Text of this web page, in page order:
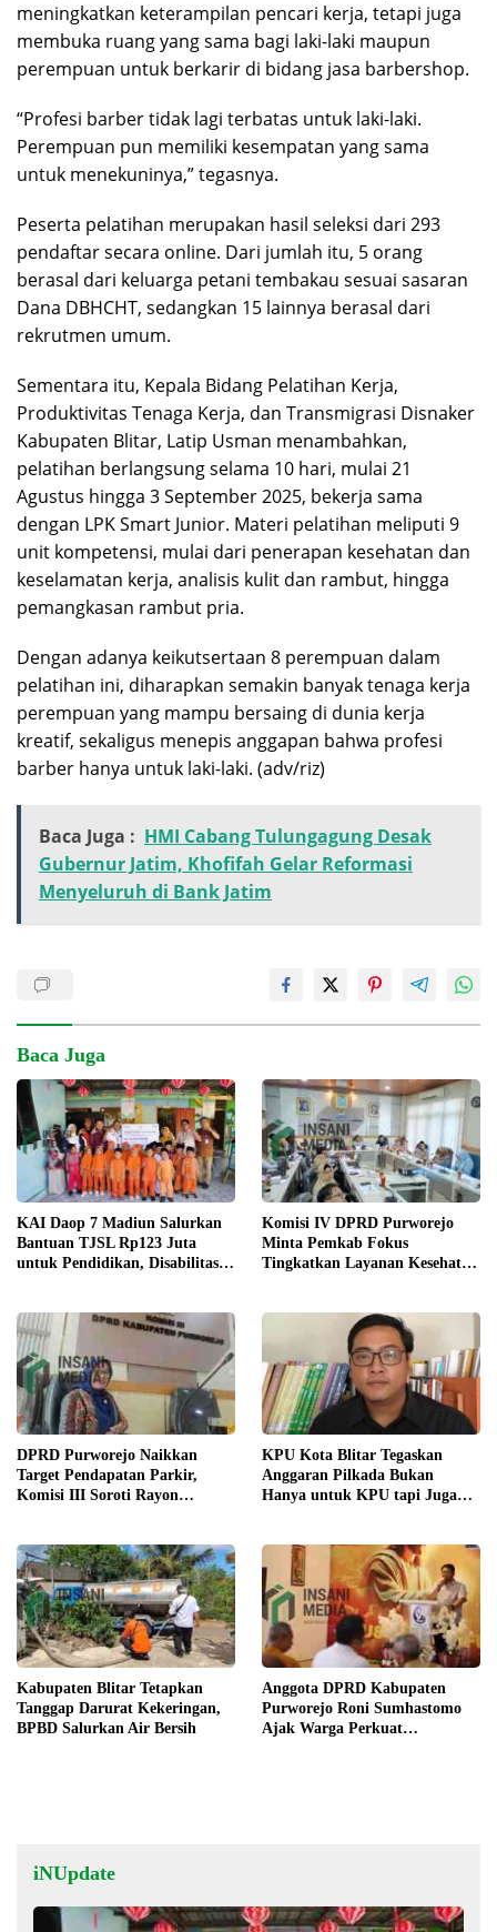
meningkatkan keterampilan pencari kerja, tetapi juga
membuka ruang yang sama bagi laki-laki maupun
perempuan untuk berkarir di bidang jasa barbershop.
“Profesi barber tidak lagi terbatas untuk laki-laki.
Perempuan pun memiliki kesempatan yang sama
untuk menekuninya,” tegasnya.
Peserta pelatihan merupakan hasil seleksi dari 293
pendaftar secara online. Dari jumlah itu, 5 orang
berasal dari keluarga petani tembakau sesuai sasaran
Dana DBHCHT, sedangkan 15 lainnya berasal dari
rekrutmen umum.
Sementara itu, Kepala Bidang Pelatihan Kerja,
Produktivitas Tenaga Kerja, dan Transmigrasi Disnaker
Kabupaten Blitar, Latip Usman menambahkan,
pelatihan berlangsung selama 10 hari, mulai 21
Agustus hingga 3 September 2025, bekerja sama
dengan LPK Smart Junior. Materi pelatihan meliputi 9
unit kompetensi, mulai dari penerapan kesehatan dan
keselamatan kerja, analisis kulit dan rambut, hingga
pemangkasan rambut pria.
Dengan adanya keikutsertaan 8 perempuan dalam
pelatihan ini, diharapkan semakin banyak tenaga kerja
perempuan yang mampu bersaing di dunia kerja
kreatif, sekaligus menepis anggapan bahwa profesi
barber hanya untuk laki-laki. (adv/riz)
Baca Juga : HMI Cabang Tulungagung Desak
Gubernur Jatim, Khofifah Gelar Reformasi
Menyeluruh di Bank Jatim
Baca Juga
KAI Daop 7 Madiun Salurkan
Bantuan TJSL Rp123 Juta
untuk Pendidikan, Disabilitas,
Komisi IV DPRD Purworejo
Minta Pemkab Fokus
Tingkatkan Layanan Kesehatan
DPRD Purworejo Naikkan
Target Pendapatan Parkir,
Komisi III Soroti Rayon
KPU Kota Blitar Tegaskan
Anggaran Pilkada Bukan
Hanya untuk KPU tapi Juga
Kabupaten Blitar Tetapkan
Tanggap Darurat Kekeringan,
BPBD Salurkan Air Bersih
Anggota DPRD Kabupaten
Purworejo Roni Sumhastomo
Ajak Warga Perkuat
iNUpdate